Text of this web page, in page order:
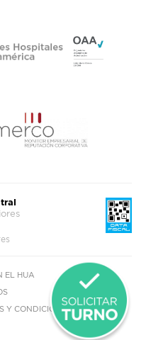
EL HUA
Y CONDICIONES